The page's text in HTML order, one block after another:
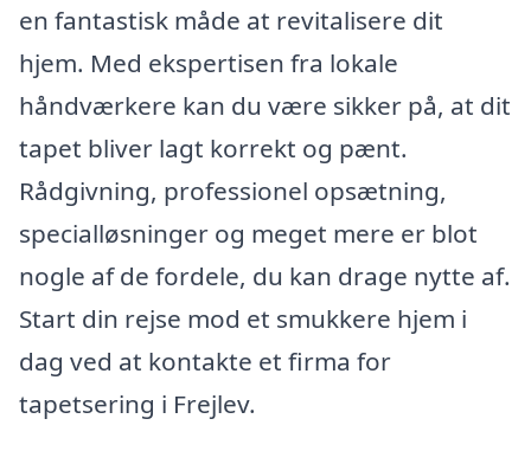
en fantastisk måde at revitalisere dit
hjem. Med ekspertisen fra lokale
håndværkere kan du være sikker på, at dit
tapet bliver lagt korrekt og pænt.
Rådgivning, professionel opsætning,
specialløsninger og meget mere er blot
nogle af de fordele, du kan drage nytte af.
Start din rejse mod et smukkere hjem i
dag ved at kontakte et firma for
tapetsering i Frejlev.